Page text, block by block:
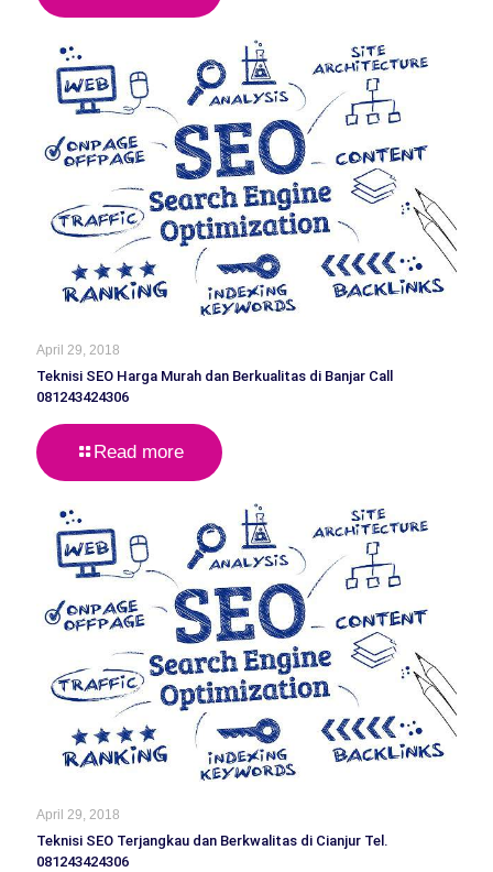
April 29, 2018
Teknisi SEO Harga Murah dan Berkualitas di Banjar Call
081243424306
Read more
April 29, 2018
Teknisi SEO Terjangkau dan Berkwalitas di Cianjur Tel.
081243424306